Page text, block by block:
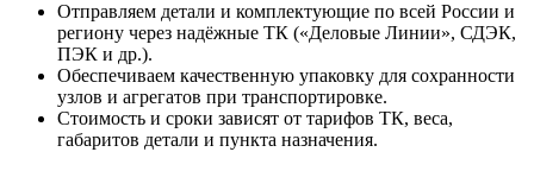
Отправляем детали и комплектующие по всей России и
региону через надёжные ТК («Деловые Линии», СДЭК,
ПЭК и др.).
Обеспечиваем качественную упаковку для сохранности
узлов и агрегатов при транспортировке.
Стоимость и сроки зависят от тарифов ТК, веса,
габаритов детали и пункта назначения.